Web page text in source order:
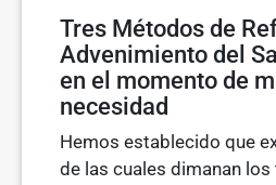
Tres Métodos de
Advenimiento del
en el momento de
necesidad
Hemos establecido que
de las cuales dimanan